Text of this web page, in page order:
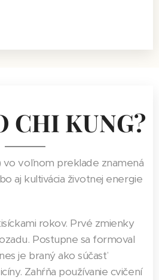
CHI KUNG?
vo voľnom preklade znamená
aj kultivácia životnej energie
rokov. Prvé zmienky
Postupne sa formoval
je braný ako súčasť
Zahŕňa používanie cvičení